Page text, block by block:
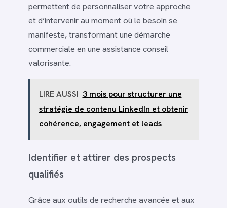
permettent de personnaliser votre approche
et d’intervenir au moment où le besoin se
manifeste, transformant une démarche
commerciale en une assistance conseil
valorisante.
LIRE AUSSI 3 mois pour structurer une
stratégie de contenu LinkedIn et obtenir
cohérence, engagement et leads
Identifier et attirer des prospects
qualifiés
Grâce aux outils de recherche avancée et aux